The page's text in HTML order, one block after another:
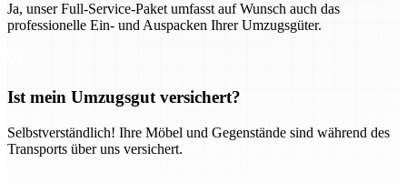
Ja, unser Full-Service-Paket umfasst auf Wunsch auch das
professionelle Ein- und Auspacken Ihrer Umzugsgüter.
Ist mein Umzugsgut versichert?
Selbstverständlich! Ihre Möbel und Gegenstände sind während des
Transports über uns versichert.